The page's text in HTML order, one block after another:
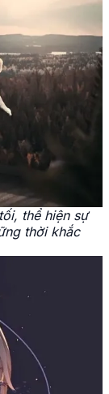
thể hiện sự
thời khắc